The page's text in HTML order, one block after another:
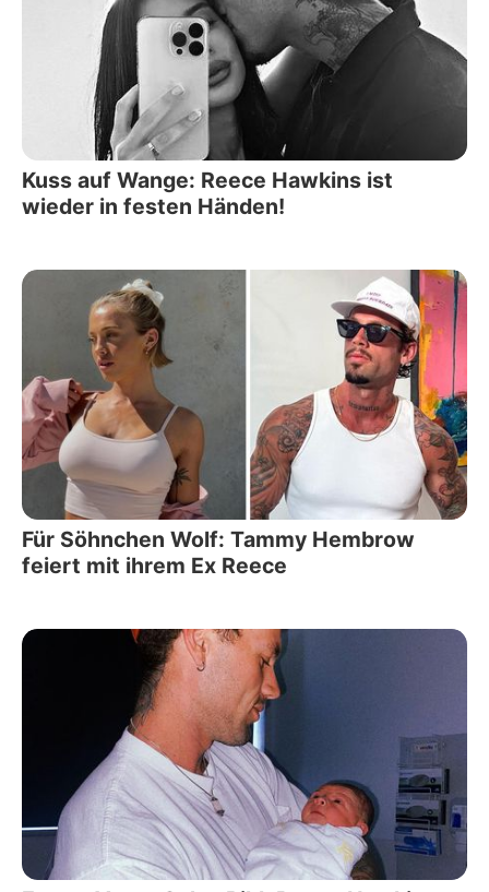
Kuss auf Wange: Reece Hawkins ist
wieder in festen Händen!
Für Söhnchen Wolf: Tammy Hembrow
feiert mit ihrem Ex Reece